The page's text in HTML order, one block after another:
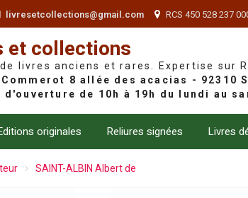
livresetcollections@gmail.com RCS 450 528 237
et collections
livres anciens et rares. Expertise sur
originales Reliures signées Livres
SAINT-ALBIN Albert de